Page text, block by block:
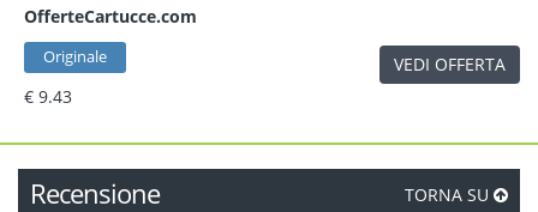
OfferteCartucce.com
Originale
€ 9.43
VEDI OFFERTA
Recensione TORNA SU